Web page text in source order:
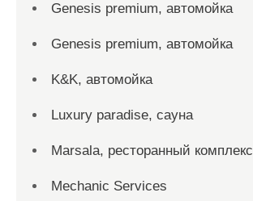
Genesis premium, автомойка
Genesis premium, автомойка
K&K, автомойка
Luxury paradise, сауна
Marsala, ресторанный комплекс
Mechanic Services